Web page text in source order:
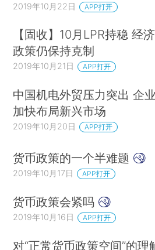
2019年10月22日 APP打开
【固收】10月LPR持稳 经
政策仍保持克制
2019年10月21日 APP打开
中国机电外贸压力突出 企业
加快布局新兴市场
2019年10月20日 APP打开
货币政策的一个半难题
2019年10月17日 APP打开
货币政策会紧吗
2019年10月16日 APP打开
对“正常货币政策空间”的理